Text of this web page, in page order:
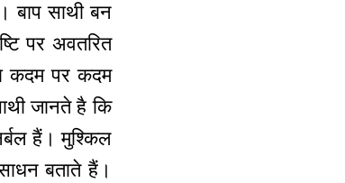
बाप साथी बन
पर अवतरित
कदम पर कदम
जानते है कि
हैं। मुश्किल
बताते हैं।